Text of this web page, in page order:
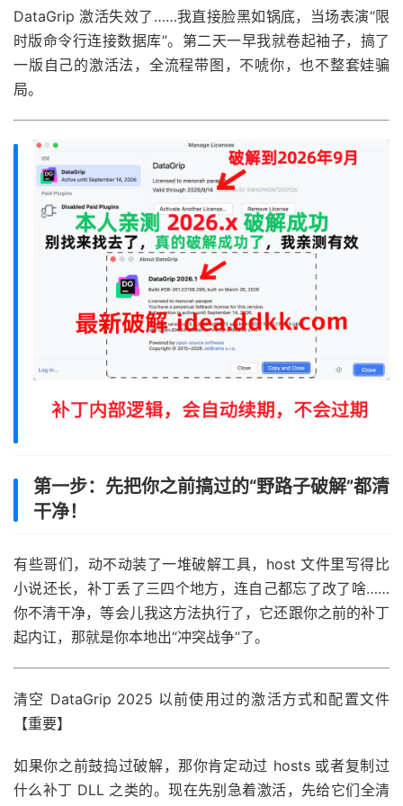
DataGrip 激活失效了……我直接脸黑如锅底，当场表演“限
时版命令行连接数据库”。第二天一早我就卷起袖子，搞了
一版自己的激活法，全流程带图，不唬你，也不整套娃骗
局。
第一步：先把你之前搞过的“野路子破解”都清
干净！
有些哥们，动不动装了一堆破解工具，host 文件里写得比
小说还长，补丁丢了三四个地方，连自己都忘了改了啥……
你不清干净，等会儿我这方法执行了，它还跟你之前的补丁
起内讧，那就是你本地出“冲突战争”了。
清空 DataGrip 2025 以前使用过的激活方式和配置文件
【重要】
如果你之前鼓捣过破解，那你肯定动过 hosts 或者复制过
什么补丁 DLL 之类的。现在先别急着激活，先给它们全清